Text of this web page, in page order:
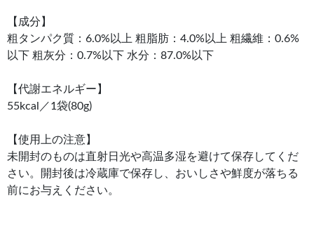
【成分】
粗タンパク質：6.0%以上 粗脂肪：4.0%以上 粗繊維：0.6%
以下 粗灰分：0.7%以下 水分：87.0%以下
【代謝エネルギー】
55kcal／1袋(80g)
【使用上の注意】
未開封のものは直射日光や高温多湿を避けて保存してくだ
さい。開封後は冷蔵庫で保存し、おいしさや鮮度が落ちる
前にお与えください。